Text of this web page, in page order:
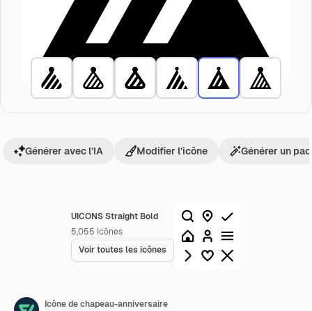
UICONS Straight Bold
5,055 Icônes
Voir toutes les icônes
Générer avec l’IA Modifier l’icône Générer un
Icône de chapeau-anniversaire